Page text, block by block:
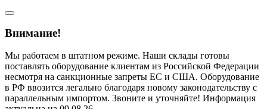
Внимание!
Мы работаем в штатном режиме. Наши склады готовы
поставлять оборудование клиентам из Российской Федерации
несмотря на санкционные запреты ЕС и США. Оборудование
в РФ ввозится легально благодаря новому законодательству с
параллельным импортом. Звоните и уточняйте! Информация